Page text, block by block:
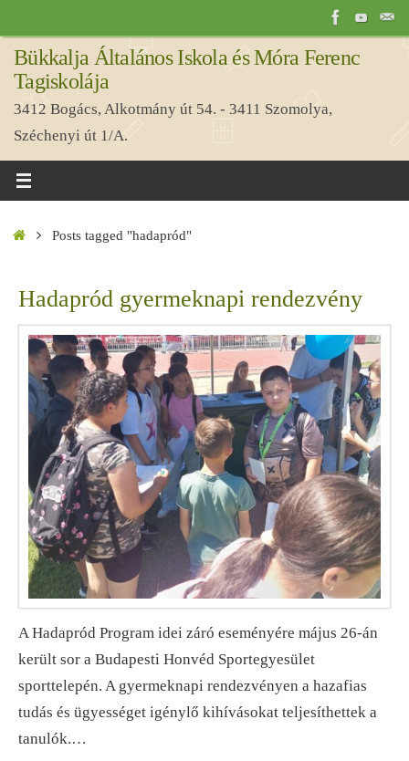
a
tartalomra
Bükkalja Általános Iskola és Móra Ferenc
Tagiskolája
3412 Bogács, Alkotmány út 54. - 3411 Szomolya,
Széchenyi út 1/A.
HomePosts tagged "hadapród"
Hadapród gyermeknapi rendezvény
A Hadapród Program idei záró eseményére május 26-án
került sor a Budapesti Honvéd Sportegyesület
sporttelepén. A gyermeknapi rendezvényen a hazafias
tudás és ügyességet igénylő kihívásokat teljesíthettek a
tanulók.…